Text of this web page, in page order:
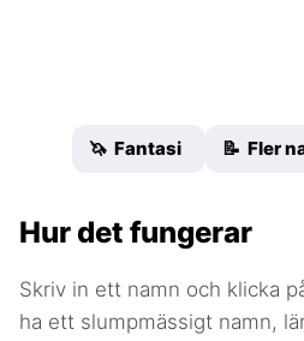
🦄 Fantasi 📝 Fler
Hur det fungerar
Skriv in ett namn och klicka
ha ett slumpmässigt namn,